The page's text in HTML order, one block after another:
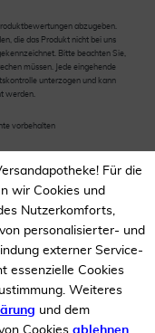
abzugeben.
die das Produkt nicht bei uns
Bitte beachten Sie,
müssen. Jede eingehende
unterzogen und kann
werden.
vorbehalten
Für die
wir Cookies und
Nutzerkomforts,
personalisierter- und
externer Service-
essenzielle Cookies
Weiteres
und dem
Cookies ablehnen